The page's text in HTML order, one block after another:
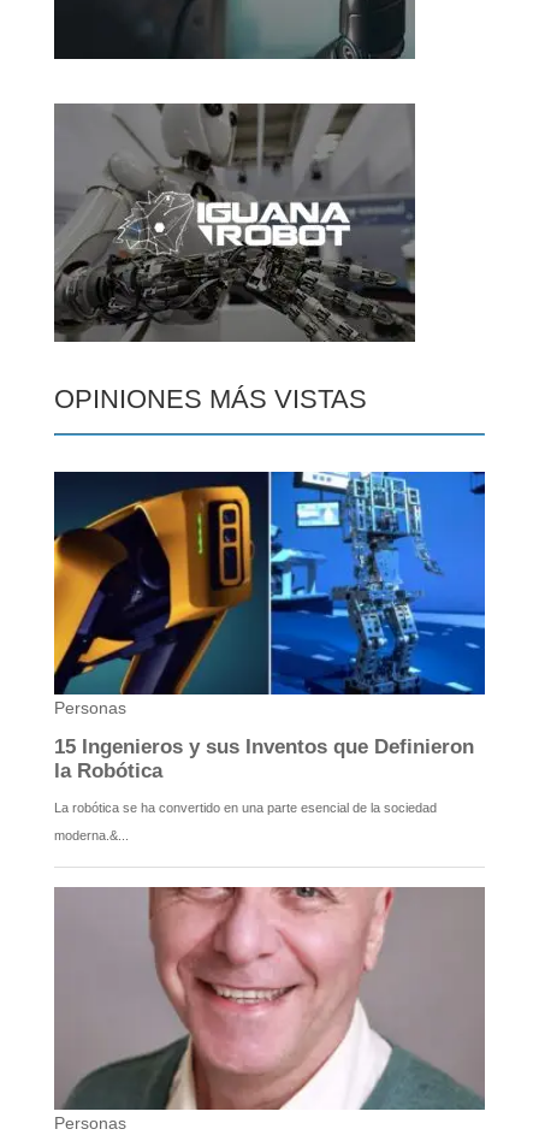
OPINIONES MÁS VISTAS